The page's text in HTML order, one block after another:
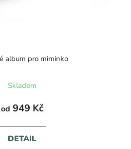
album pro miminko
hodnocení
produktu
je
5,0
z
Skladem
od 949 Kč
DETAIL